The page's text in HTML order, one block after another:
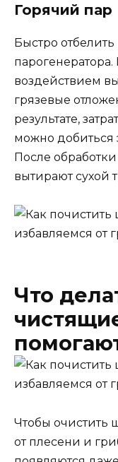
Горячий пар
Быстро
воздействием
грязевые
результате,
можно добиться
После
вытирают сухой
Что
Чтобы очистить
от плесени и